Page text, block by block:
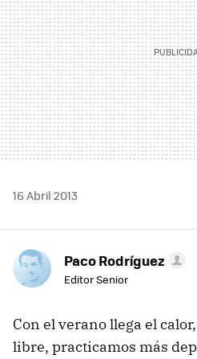
16 Abril 2013
Paco Rodríguez
Editor Senior
Con el verano llega el
libre, practicamos más